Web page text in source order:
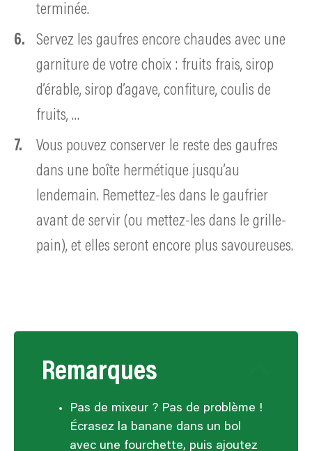
terminée.
Servez les gaufres encore chaudes avec une
garniture de votre choix : fruits frais, sirop
d’érable, sirop d’agave, confiture, coulis de
fruits, …
Vous pouvez conserver le reste des gaufres
dans une boîte hermétique jusqu’au
lendemain. Remettez-les dans le gaufrier
avant de servir (ou mettez-les dans le grille-
pain), et elles seront encore plus savoureuses.
Remarques
Pas de mixeur ? Pas de problème !
Écrasez la banane dans un bol
avec une fourchette, puis ajoutez